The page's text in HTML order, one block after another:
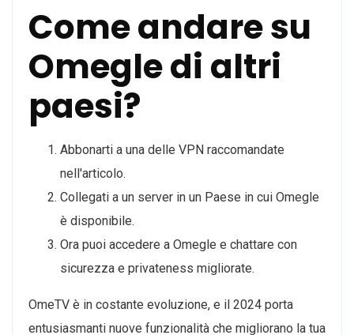
Come andare su
Omegle di altri
paesi?
Abbonarti a una delle VPN raccomandate
nell'articolo.
Collegati a un server in un Paese in cui Omegle
è disponibile.
Ora puoi accedere a Omegle e chattare con
sicurezza e privateness migliorate.
OmeTV è in costante evoluzione, e il 2024 porta
entusiasmanti nuove funzionalità che migliorano la tua